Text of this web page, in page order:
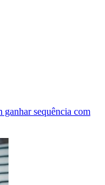
sequência com